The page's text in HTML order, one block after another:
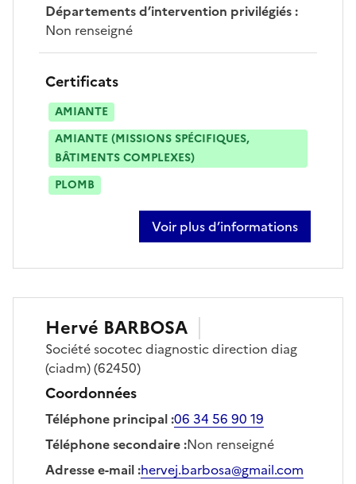
Départements d’intervention privilégiés:
Non renseigné
Certificats
AMIANTE
AMIANTE (MISSIONS SPÉCIFIQUES,
BÂTIMENTS COMPLEXES)
PLOMB
Voir plus d’informations
sur philippe bajeux
Hervé BARBOSA
Sociétésocotec diagnostic direction diag
(ciadm)(62450)
Coordonnées
Téléphone principal:06 34 56 90 19
Téléphone secondaire:Non renseigné
Adresse e-mail:hervej.barbosa@gmail.com